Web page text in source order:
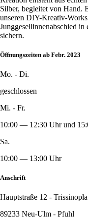
Silber, begleitet von Hand.
unseren DIY-Kreativ-
Junggesellinnenabschied
sichern.
Öffnungszeiten ab Febr. 2023
Mo. - Di.
geschlossen
Mi. - Fr.
10:00 — 12:30 Uhr und
Sa.
10:00 — 13:00 Uhr
Anschrift
Hauptstraße 12 -
89233 Neu-Ulm - Pfuhl